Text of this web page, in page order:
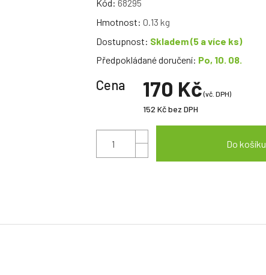
Kód: 68295
Hmotnost: 0.13 kg
Dostupnost: Skladem(5 a více ks)
Předpokládané doručení: Po, 10. 08.
Cena 170 Kč(vč. DPH)
152 Kčbez DPH
Do košíku